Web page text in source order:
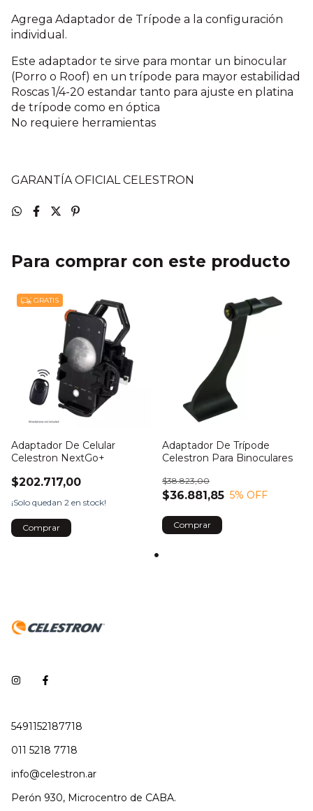
Agrega Adaptador de Trípode a la configuración
individual.
Este adaptador te sirve para montar un binocular
(Porro o Roof) en un trípode para mayor estabilidad
Roscas 1/4-20 estandar tanto para ajuste en platina
de trípode como en óptica
No requiere herramientas
GARANTÍA OFICIAL CELESTRON
Para comprar con este producto
GRATIS
Adaptador De Celular
Celestron NextGo+
$202.717,00
¡Solo quedan 2 en stock!
Adaptador De Trípode
Celestron Para Binoculares
$36.881,85
$38.823,00
5% OFF
5491152187718
011 5218 7718
info@celestron.ar
Perón 930, Microcentro de CABA.